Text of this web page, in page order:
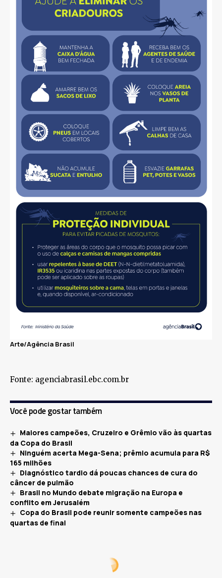
Arte/Agência Brasil
Fonte: agenciabrasil.ebc.com.br
Você pode gostar também
Maiores campeões, Cruzeiro e Grêmio vão às quartas
da Copa do Brasil
Ninguém acerta Mega-Sena; prêmio acumula para R$
165 milhões
Diagnóstico tardio dá poucas chances de cura do
câncer de pulmão
Brasil no Mundo debate migração na Europa e
conflito em Jerusalém
Copa do Brasil pode reunir somente campeões nas
quartas de final
SAÚDE